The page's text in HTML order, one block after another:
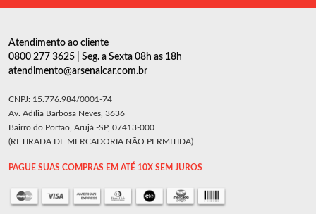
Atendimento ao cliente
0800 277 3625 | Seg. a Sexta 08h as 18h
atendimento@arsenalcar.com.br
CNPJ: 15.776.984/0001-74
Av. Adília Barbosa Neves, 3636
Bairro do Portão, Arujá -SP, 07413-000
(RETIRADA DE MERCADORIA NÃO PERMITIDA)
PAGUE SUAS COMPRAS EM ATÉ 10X SEM JUROS